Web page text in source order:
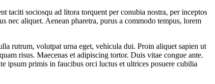
taciti sociosqu ad litora torquent per conubia nostra, per inceptos
nec aliquet. Aenean pharetra, purus a commodo tempus, lorem
rutrum, volutpat urna eget, vehicula dui. Proin aliquet sapien ut
risus. Maecenas et adipiscing tortor. Duis vitae congue ante.
ipsum primis in faucibus orci luctus et ultrices posuere cubilia